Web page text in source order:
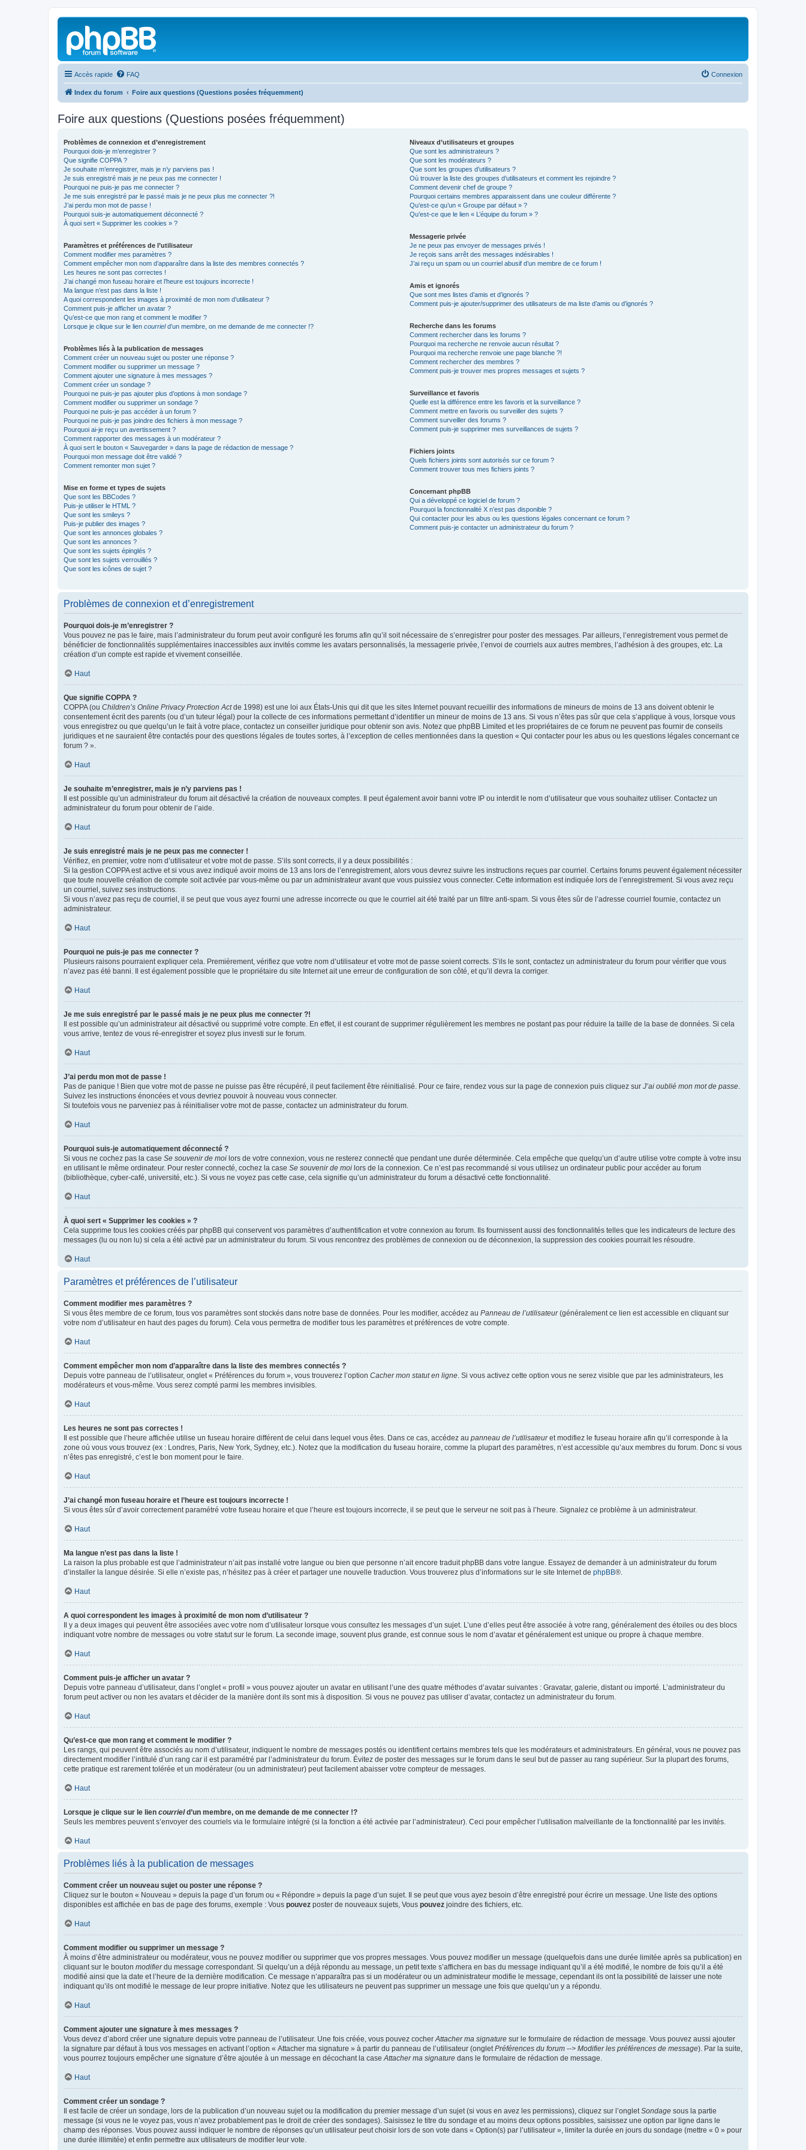
Accès rapide FAQ Connexion
Index du forum Foire aux questions (Questions posées fréquemment)
Foire aux questions (Questions posées fréquemment)
Problèmes de connexion et d’enregistrement
Pourquoi dois-je m’enregistrer ?
Que signifie COPPA ?
Je souhaite m’enregistrer, mais je n’y parviens pas !
Je suis enregistré mais je ne peux pas me connecter !
Pourquoi ne puis-je pas me connecter ?
Je me suis enregistré par le passé mais je ne peux plus me connecter ?!
J’ai perdu mon mot de passe !
Pourquoi suis-je automatiquement déconnecté ?
À quoi sert « Supprimer les cookies » ?
Paramètres et préférences de l’utilisateur
Comment modifier mes paramètres ?
Comment empêcher mon nom d’apparaître dans la liste des membres connectés ?
Les heures ne sont pas correctes !
J’ai changé mon fuseau horaire et l’heure est toujours incorrecte !
Ma langue n’est pas dans la liste !
A quoi correspondent les images à proximité de mon nom d’utilisateur ?
Comment puis-je afficher un avatar ?
Qu’est-ce que mon rang et comment le modifier ?
Lorsque je clique sur le lien courrield’un membre, on me demande de me connecter !?
Problèmes liés à la publication de messages
Comment créer un nouveau sujet ou poster une réponse ?
Comment modifier ou supprimer un message ?
Comment ajouter une signature à mes messages ?
Comment créer un sondage ?
Pourquoi ne puis-je pas ajouter plus d’options à mon sondage ?
Comment modifier ou supprimer un sondage ?
Pourquoi ne puis-je pas accéder à un forum ?
Pourquoi ne puis-je pas joindre des fichiers à mon message ?
Pourquoi ai-je reçu un avertissement ?
Comment rapporter des messages à un modérateur ?
À quoi sert le bouton « Sauvegarder » dans la page de rédaction de message ?
Pourquoi mon message doit être validé ?
Comment remonter mon sujet ?
Mise en forme et types de sujets
Que sont les BBCodes ?
Puis-je utiliser le HTML ?
Que sont les smileys ?
Puis-je publier des images ?
Que sont les annonces globales ?
Que sont les annonces ?
Que sont les sujets épinglés ?
Que sont les sujets verrouillés ?
Que sont les icônes de sujet ?
Niveaux d’utilisateurs et groupes
Que sont les administrateurs ?
Que sont les modérateurs ?
Que sont les groupes d’utilisateurs ?
Où trouver la liste des groupes d’utilisateurs et comment les rejoindre ?
Comment devenir chef de groupe ?
Pourquoi certains membres apparaissent dans une couleur différente ?
Qu’est-ce qu’un « Groupe par défaut » ?
Qu’est-ce que le lien « L’équipe du forum » ?
Messagerie privée
Je ne peux pas envoyer de messages privés !
Je reçois sans arrêt des messages indésirables !
J’ai reçu un spam ou un courriel abusif d’un membre de ce forum !
Amis et ignorés
Que sont mes listes d’amis et d’ignorés ?
Comment puis-je ajouter/supprimer des utilisateurs de ma liste d’amis ou d’ignorés ?
Recherche dans les forums
Comment rechercher dans les forums ?
Pourquoi ma recherche ne renvoie aucun résultat ?
Pourquoi ma recherche renvoie une page blanche ?!
Comment rechercher des membres ?
Comment puis-je trouver mes propres messages et sujets ?
Surveillance et favoris
Quelle est la différence entre les favoris et la surveillance ?
Comment mettre en favoris ou surveiller des sujets ?
Comment surveiller des forums ?
Comment puis-je supprimer mes surveillances de sujets ?
Fichiers joints
Quels fichiers joints sont autorisés sur ce forum ?
Comment trouver tous mes fichiers joints ?
Concernant phpBB
Qui a développé ce logiciel de forum ?
Pourquoi la fonctionnalité X n’est pas disponible ?
Qui contacter pour les abus ou les questions légales concernant ce forum ?
Comment puis-je contacter un administrateur du forum ?
Problèmes de connexion et d’enregistrement
Pourquoi dois-je m’enregistrer ?
Vous pouvez ne pas le faire, mais l’administrateur du forum peut avoir configuré les forums afin qu’il soit nécessaire de s’enregistrer pour poster des messages. Par ailleurs, l’enregistrement vous permet de
bénéficier de fonctionnalités supplémentaires inaccessibles aux invités comme les avatars personnalisés, la messagerie privée, l’envoi de courriels aux autres membres, l’adhésion à des groupes, etc. La
création d’un compte est rapide et vivement conseillée.
Haut
Que signifie COPPA ?
COPPA (ou Children’s Online Privacy Protection Actde 1998) est une loi aux États-Unis qui dit que les sites Internet pouvant recueillir des informations de mineurs de moins de 13 ans doivent obtenir le
consentement écrit des parents (ou d’un tuteur légal) pour la collecte de ces informations permettant d’identifier un mineur de moins de 13 ans. Si vous n’êtes pas sûr que cela s’applique à vous, lorsque vous
vous enregistrez ou que quelqu’un le fait à votre place, contactez un conseiller juridique pour obtenir son avis. Notez que phpBB Limited et les propriétaires de ce forum ne peuvent pas fournir de conseils
juridiques et ne sauraient être contactés pour des questions légales de toutes sortes, à l’exception de celles mentionnées dans la question « Qui contacter pour les abus ou les questions légales concernant ce
forum ? ».
Haut
Je souhaite m’enregistrer, mais je n’y parviens pas !
Il est possible qu’un administrateur du forum ait désactivé la création de nouveaux comptes. Il peut également avoir banni votre IP ou interdit le nom d’utilisateur que vous souhaitez utiliser. Contactez un
administrateur du forum pour obtenir de l’aide.
Haut
Je suis enregistré mais je ne peux pas me connecter !
Vérifiez, en premier, votre nom d’utilisateur et votre mot de passe. S’ils sont corrects, il y a deux possibilités :
Si la gestion COPPA est active et si vous avez indiqué avoir moins de 13 ans lors de l’enregistrement, alors vous devrez suivre les instructions reçues par courriel. Certains forums peuvent également nécessiter
que toute nouvelle création de compte soit activée par vous-même ou par un administrateur avant que vous puissiez vous connecter. Cette information est indiquée lors de l’enregistrement. Si vous avez reçu
un courriel, suivez ses instructions.
Si vous n’avez pas reçu de courriel, il se peut que vous ayez fourni une adresse incorrecte ou que le courriel ait été traité par un filtre anti-spam. Si vous êtes sûr de l’adresse courriel fournie, contactez un
administrateur.
Haut
Pourquoi ne puis-je pas me connecter ?
Plusieurs raisons pourraient expliquer cela. Premièrement, vérifiez que votre nom d’utilisateur et votre mot de passe soient corrects. S’ils le sont, contactez un administrateur du forum pour vérifier que vous
n’avez pas été banni. Il est également possible que le propriétaire du site Internet ait une erreur de configuration de son côté, et qu’il devra la corriger.
Haut
Je me suis enregistré par le passé mais je ne peux plus me connecter ?!
Il est possible qu’un administrateur ait désactivé ou supprimé votre compte. En effet, il est courant de supprimer régulièrement les membres ne postant pas pour réduire la taille de la base de données. Si cela
vous arrive, tentez de vous ré-enregistrer et soyez plus investi sur le forum.
Haut
J’ai perdu mon mot de passe !
Pas de panique ! Bien que votre mot de passe ne puisse pas être récupéré, il peut facilement être réinitialisé. Pour ce faire, rendez vous sur la page de connexion puis cliquez sur J’ai oublié mon mot de passe.
Suivez les instructions énoncées et vous devriez pouvoir à nouveau vous connecter.
Si toutefois vous ne parveniez pas à réinitialiser votre mot de passe, contactez un administrateur du forum.
Haut
Pourquoi suis-je automatiquement déconnecté ?
Si vous ne cochez pas la case Se souvenir de moi lors de votre connexion, vous ne resterez connecté que pendant une durée déterminée. Cela empêche que quelqu’un d’autre utilise votre compte à votre insu
en utilisant le même ordinateur. Pour rester connecté, cochez la case Se souvenir de moi lors de la connexion. Ce n’est pas recommandé si vous utilisez un ordinateur public pour accéder au forum
(bibliothèque, cyber-café, université, etc.). Si vous ne voyez pas cette case, cela signifie qu’un administrateur du forum a désactivé cette fonctionnalité.
Haut
À quoi sert « Supprimer les cookies » ?
Cela supprime tous les cookies créés par phpBB qui conservent vos paramètres d’authentification et votre connexion au forum. Ils fournissent aussi des fonctionnalités telles que les indicateurs de lecture des
messages (lu ou non lu) si cela a été activé par un administrateur du forum. Si vous rencontrez des problèmes de connexion ou de déconnexion, la suppression des cookies pourrait les résoudre.
Haut
Paramètres et préférences de l’utilisateur
Comment modifier mes paramètres ?
Si vous êtes membre de ce forum, tous vos paramètres sont stockés dans notre base de données. Pour les modifier, accédez au Panneau de l’utilisateur(généralement ce lien est accessible en cliquant sur
votre nom d’utilisateur en haut des pages du forum). Cela vous permettra de modifier tous les paramètres et préférences de votre compte.
Haut
Comment empêcher mon nom d’apparaître dans la liste des membres connectés ?
Depuis votre panneau de l’utilisateur, onglet « Préférences du forum », vous trouverez l’option Cacher mon statut en ligne. Si vous activez cette option vous ne serez visible que par les administrateurs, les
modérateurs et vous-même. Vous serez compté parmi les membres invisibles.
Haut
Les heures ne sont pas correctes !
Il est possible que l’heure affichée utilise un fuseau horaire différent de celui dans lequel vous êtes. Dans ce cas, accédez au panneau de l’utilisateuret modifiez le fuseau horaire afin qu’il corresponde à la
zone où vous vous trouvez (ex : Londres, Paris, New York, Sydney, etc.). Notez que la modification du fuseau horaire, comme la plupart des paramètres, n’est accessible qu’aux membres du forum. Donc si vous
n’êtes pas enregistré, c’est le bon moment pour le faire.
Haut
J’ai changé mon fuseau horaire et l’heure est toujours incorrecte !
Si vous êtes sûr d’avoir correctement paramétré votre fuseau horaire et que l’heure est toujours incorrecte, il se peut que le serveur ne soit pas à l’heure. Signalez ce problème à un administrateur.
Haut
Ma langue n’est pas dans la liste !
La raison la plus probable est que l’administrateur n’ait pas installé votre langue ou bien que personne n’ait encore traduit phpBB dans votre langue. Essayez de demander à un administrateur du forum
d’installer la langue désirée. Si elle n’existe pas, n’hésitez pas à créer et partager une nouvelle traduction. Vous trouverez plus d’informations sur le site Internet de phpBB®.
Haut
A quoi correspondent les images à proximité de mon nom d’utilisateur ?
Il y a deux images qui peuvent être associées avec votre nom d’utilisateur lorsque vous consultez les messages d’un sujet. L’une d’elles peut être associée à votre rang, généralement des étoiles ou des blocs
indiquant votre nombre de messages ou votre statut sur le forum. La seconde image, souvent plus grande, est connue sous le nom d’avatar et généralement est unique ou propre à chaque membre.
Haut
Comment puis-je afficher un avatar ?
Depuis votre panneau d’utilisateur, dans l’onglet « profil » vous pouvez ajouter un avatar en utilisant l’une des quatre méthodes d’avatar suivantes : Gravatar, galerie, distant ou importé. L’administrateur du
forum peut activer ou non les avatars et décider de la manière dont ils sont mis à disposition. Si vous ne pouvez pas utiliser d’avatar, contactez un administrateur du forum.
Haut
Qu’est-ce que mon rang et comment le modifier ?
Les rangs, qui peuvent être associés au nom d’utilisateur, indiquent le nombre de messages postés ou identifient certains membres tels que les modérateurs et administrateurs. En général, vous ne pouvez pas
directement modifier l’intitulé d’un rang car il est paramétré par l’administrateur du forum. Évitez de poster des messages sur le forum dans le seul but de passer au rang supérieur. Sur la plupart des forums,
cette pratique est rarement tolérée et un modérateur (ou un administrateur) peut facilement abaisser votre compteur de messages.
Haut
Lorsque je clique sur le lien courrield’un membre, on me demande de me connecter !?
Seuls les membres peuvent s’envoyer des courriels via le formulaire intégré (si la fonction a été activée par l’administrateur). Ceci pour empêcher l’utilisation malveillante de la fonctionnalité par les invités.
Haut
Problèmes liés à la publication de messages
Comment créer un nouveau sujet ou poster une réponse ?
Cliquez sur le bouton « Nouveau » depuis la page d’un forum ou « Répondre » depuis la page d’un sujet. Il se peut que vous ayez besoin d’être enregistré pour écrire un message. Une liste des options
disponibles est affichée en bas de page des forums, exemple : Vous pouvez poster de nouveaux sujets, Vous pouvez joindre des fichiers, etc.
Haut
Comment modifier ou supprimer un message ?
À moins d’être administrateur ou modérateur, vous ne pouvez modifier ou supprimer que vos propres messages. Vous pouvez modifier un message (quelquefois dans une durée limitée après sa publication) en
cliquant sur le bouton modifierdu message correspondant. Si quelqu’un a déjà répondu au message, un petit texte s’affichera en bas du message indiquant qu’il a été modifié, le nombre de fois qu’il a été
modifié ainsi que la date et l’heure de la dernière modification. Ce message n’apparaîtra pas si un modérateur ou un administrateur modifie le message, cependant ils ont la possibilité de laisser une note
indiquant qu’ils ont modifié le message de leur propre initiative. Notez que les utilisateurs ne peuvent pas supprimer un message une fois que quelqu’un y a répondu.
Haut
Comment ajouter une signature à mes messages ?
Vous devez d’abord créer une signature depuis votre panneau de l’utilisateur. Une fois créée, vous pouvez cocherAttacher ma signature sur le formulaire de rédaction de message. Vous pouvez aussi ajouter
la signature par défaut à tous vos messages en activant l’option « Attacher ma signature » à partir du panneau de l’utilisateur (ongletPréférences du forum --> Modifier les préférences de message). Par la suite,
vous pourrez toujours empêcher une signature d’être ajoutée à un message en décochant la caseAttacher ma signature dans le formulaire de rédaction de message.
Haut
Comment créer un sondage ?
Il est facile de créer un sondage, lors de la publication d’un nouveau sujet ou la modification du premier message d’un sujet (si vous en avez les permissions), cliquez sur l’ongletSondage sous la partie
message (si vous ne le voyez pas, vous n’avez probablement pas le droit de créer des sondages). Saisissez le titre du sondage et au moins deux options possibles, saisissez une option par ligne dans le
champ des réponses. Vous pouvez aussi indiquer le nombre de réponses qu’un utilisateur peut choisir lors de son vote dans « Option(s) par l’utilisateur », limiter la durée en jours du sondage (mettre « 0 » pour
une durée illimitée) et enfin permettre aux utilisateurs de modifier leur vote.